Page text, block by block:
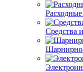
Средства